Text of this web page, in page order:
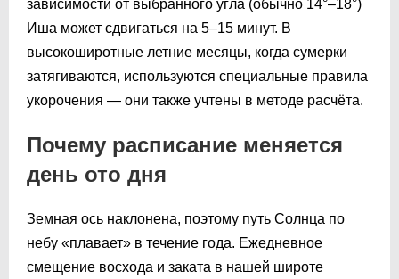
зависимости от выбранного угла (обычно 14°–18°)
Иша может сдвигаться на 5–15 минут. В
высокоширотные летние месяцы, когда сумерки
затягиваются, используются специальные правила
укорочения — они также учтены в методе расчёта.
Почему расписание меняется
день ото дня
Земная ось наклонена, поэтому путь Солнца по
небу «плавает» в течение года. Ежедневное
смещение восхода и заката в нашей широте